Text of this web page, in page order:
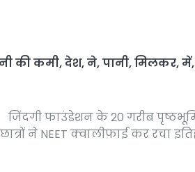
की कमी,देश,ने,पानी,मिलकर,में,
जिंदगी फाउंडेशन के 20 गरीब
छात्रों ने NEET क्वालीफाई कर रचा